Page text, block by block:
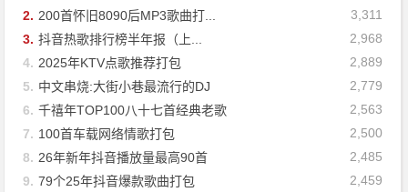
3,311
2. 200首怀旧8090后MP3歌曲打...
2,968
3. 抖音热歌排行榜半年报（上...
2,889
4. 2025年KTV点歌推荐打包
2,779
5. 中文串烧:大街小巷最流行的DJ
2,563
6. 千禧年TOP100八十七首经典老歌
2,500
7. 100首车载网络情歌打包
2,485
8. 26年新年抖音播放量最高90首
2,459
9. 79个25年抖音爆款歌曲打包